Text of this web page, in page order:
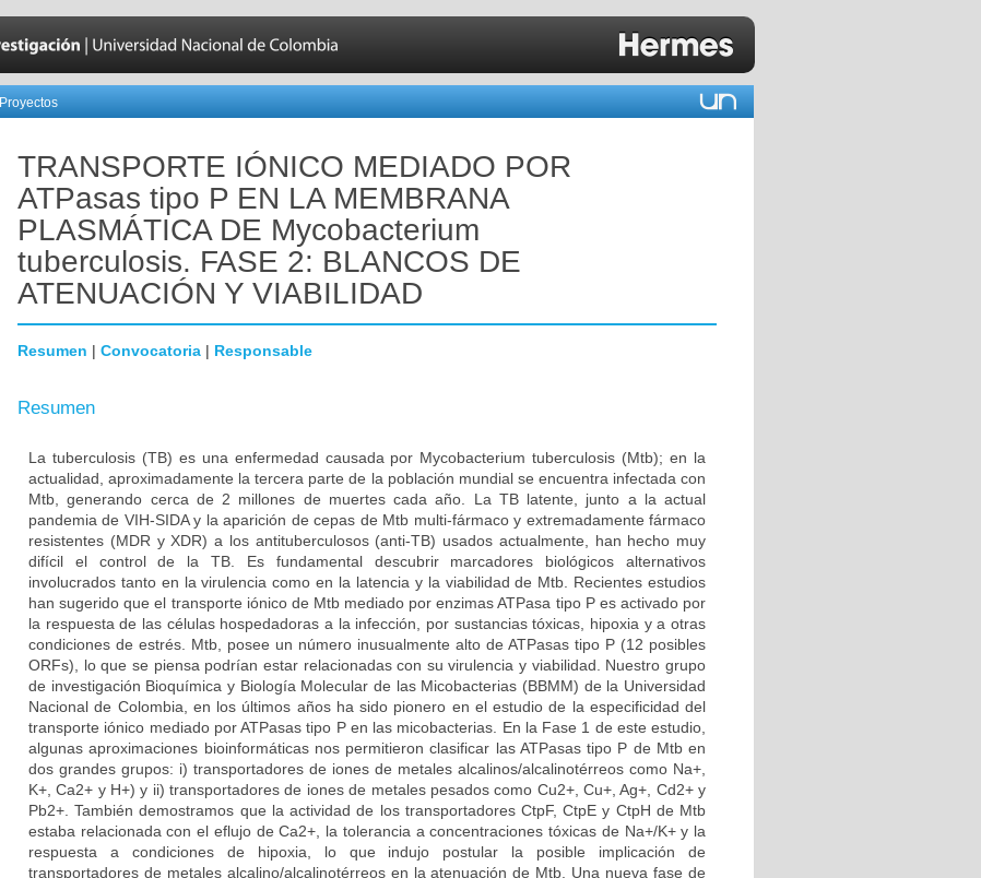
Proyectos
TRANSPORTE IÓNICO MEDIADO POR
ATPasas tipo P EN LA MEMBRANA
PLASMÁTICA DE Mycobacterium
tuberculosis. FASE 2: BLANCOS DE
ATENUACIÓN Y VIABILIDAD
Resumen | Convocatoria | Responsable
Resumen
La tuberculosis (TB) es una enfermedad causada por Mycobacterium tuberculosis (Mtb); en la
actualidad, aproximadamente la tercera parte de la población mundial se encuentra infectada con
Mtb, generando cerca de 2 millones de muertes cada año. La TB latente, junto a la actual
pandemia de VIH-SIDA y la aparición de cepas de Mtb multi-fármaco y extremadamente fármaco
resistentes (MDR y XDR) a los antituberculosos (anti-TB) usados actualmente, han hecho muy
difícil el control de la TB. Es fundamental descubrir marcadores biológicos alternativos
involucrados tanto en la virulencia como en la latencia y la viabilidad de Mtb. Recientes estudios
han sugerido que el transporte iónico de Mtb mediado por enzimas ATPasa tipo P es activado por
la respuesta de las células hospedadoras a la infección, por sustancias tóxicas, hipoxia y a otras
condiciones de estrés. Mtb, posee un número inusualmente alto de ATPasas tipo P (12 posibles
ORFs), lo que se piensa podrían estar relacionadas con su virulencia y viabilidad. Nuestro grupo
de investigación Bioquímica y Biología Molecular de las Micobacterias (BBMM) de la Universidad
Nacional de Colombia, en los últimos años ha sido pionero en el estudio de la especificidad del
transporte iónico mediado por ATPasas tipo P en las micobacterias. En la Fase 1 de este estudio,
algunas aproximaciones bioinformáticas nos permitieron clasificar las ATPasas tipo P de Mtb en
dos grandes grupos: i) transportadores de iones de metales alcalinos/alcalinotérreos como Na+,
K+, Ca2+ y H+) y ii) transportadores de iones de metales pesados como Cu2+, Cu+, Ag+, Cd2+ y
Pb2+. También demostramos que la actividad de los transportadores CtpF, CtpE y CtpH de Mtb
estaba relacionada con el eflujo de Ca2+, la tolerancia a concentraciones tóxicas de Na+/K+ y la
respuesta a condiciones de hipoxia, lo que indujo postular la posible implicación de
transportadores de metales alcalino/alcalinotérreos en la atenuación de Mtb. Una nueva fase de